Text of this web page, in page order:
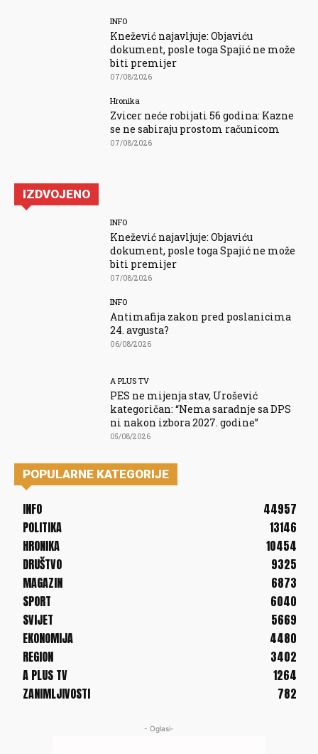
INFO
Knežević najavljuje: Objaviću
dokument, posle toga Spajić ne može
biti premijer
07/08/2026
Hronika
Zvicer neće robijati 56 godina: Kazne
se ne sabiraju prostom računicom
07/08/2026
IZDVOJENO
INFO
Knežević najavljuje: Objaviću
dokument, posle toga Spajić ne može
biti premijer
07/08/2026
INFO
Antimafija zakon pred poslanicima
24. avgusta?
06/08/2026
A PLUS TV
PES ne mijenja stav, Urošević
kategoričan: “Nema saradnje sa DPS
ni nakon izbora 2027. godine”
05/08/2026
POPULARNE KATEGORIJE
INFO
44957
POLITIKA
13146
HRONIKA
10454
DRUŠTVO
9325
MAGAZIN
6873
SPORT
6040
SVIJET
5669
EKONOMIJA
4480
REGION
3402
A PLUS TV
1264
ZANIMLJIVOSTI
782
- Oglasi-